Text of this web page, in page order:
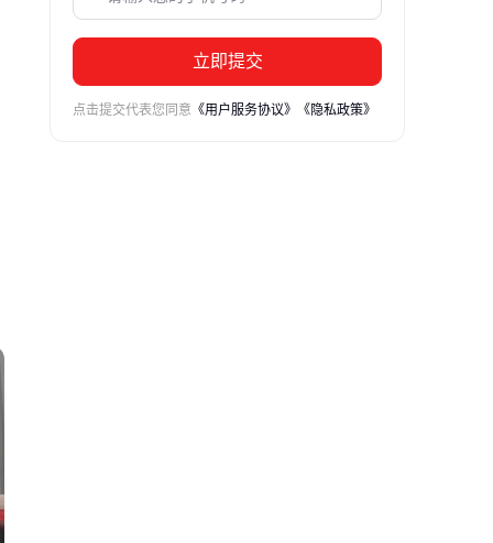
立即提交
点击提交代表您同意 《用户服务协议》 《隐私政策》